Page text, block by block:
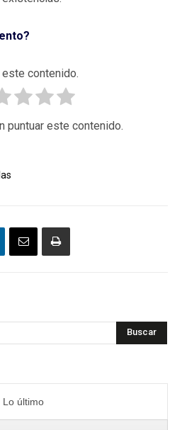
este contenido.
puntuar este contenido.
Buscar
Lo último